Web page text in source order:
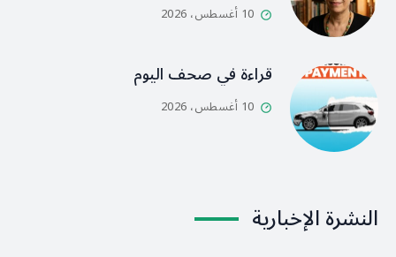
10 أغسطس، 2026
قراءة في صحف اليوم
10 أغسطس، 2026
النشرة الإخبارية